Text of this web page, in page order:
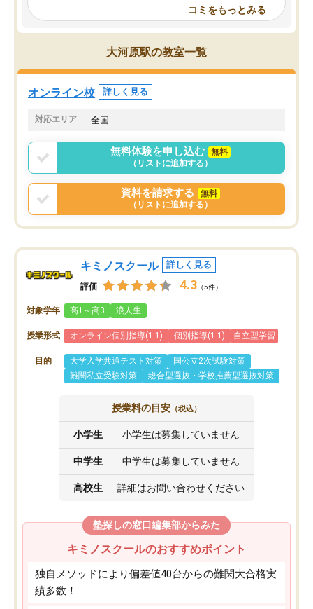
見てから講師を決定する事ができま
す。
うちの子は、初回面談の講師の方で決
オンラインツールを使用した単語帳の
共有があり宿題もそちらで出される形
でした。
言う事で講師変更の申し出があり、あ
まりに短期での変更だった為、塾に通
う事にして退会しました。遅れも取り
戻せ、授業内容や講師の方は良かった
と思います。
ことをどんなスケジュー
くか相談したのですが、
ち期待したものではなく
くなってきたようなので
コミをもっとみる
大河原駅の教室一覧
オンライン校 詳しく見る
対応エリア 全国
無料体験を申し込む
無料
（リストに追加する）
資料を請求する
無料
（リストに追加する）
キミノスクール 詳しく見る
評価 4.3 （5件）
対象学年 高1～高3 浪人生
授業形式 オンライン個別指導(1:1) 個別指導(1:1) 自立型学習
目的 大学入学共通テスト対策
国公立2次試験対策
難関私立受験対策
総合型選抜・学校推薦型選抜対策
授業料の目安 （税込）
小学生 小学生は募集していません
中学生 中学生は募集していません
高校生 詳細はお問い合わせください
塾探しの窓口編集部からみた
キミノスクールのおすすめポイント
独自メソッドにより偏差値40台からの難関大合格実
績多数！